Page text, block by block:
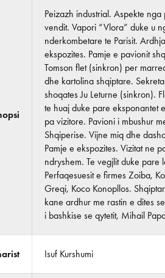
Peizazh industrial. Aspekte
vendit. Vapori “Vlora” duke u
nderkombetare te Parisit.
ekspozites. Pamje e pavionit
Tomson flet (sinkron) per
dhe kartolina shqiptare.
shoqates Ju Leturne (sinkron).
te huaj duke pare eksponantet
pa vizitore. Pavioni i mbushur
Shqiperise. Vijne miq dhe
Pamje e ekspozites. Vizitat ne
ndryshem. Te vegjlit duke
Perfaqesuesit e firmes Zoiba,
Greqi, Koco Konopllos.
kane ardhur me rastin e dites
i bashkise se qytetit, Mihail
Isuf Kurshumi